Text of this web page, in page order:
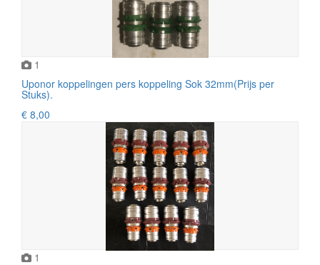
1
Uponor koppelingen pers koppeling Sok 32mm(Prijs per
Stuks).
€ 8,00
1